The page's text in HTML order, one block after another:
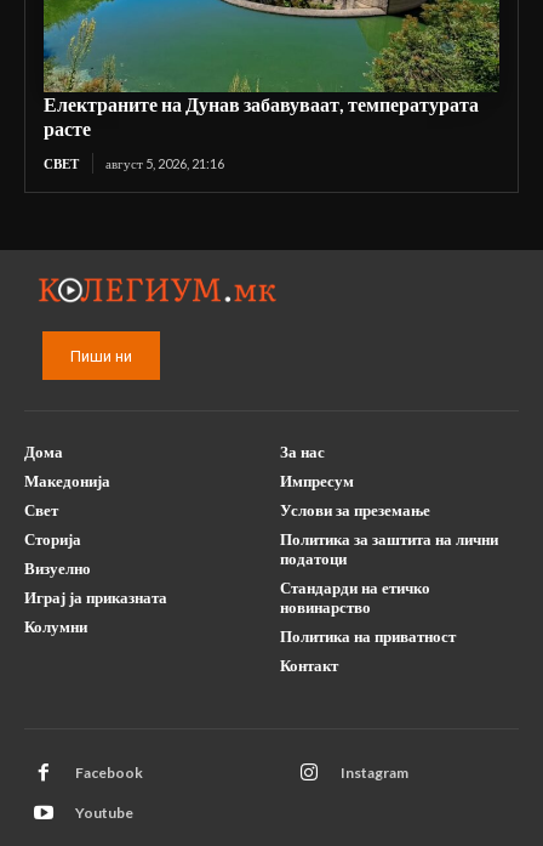
Електраните на Дунав забавуваат, температурата
расте
СВЕТ август 5, 2026, 21:16
Пиши ни
Дома
Македонија
Свет
Сторија
Визуелно
Играј ја приказната
Колумни
За нас
Импресум
Услови за преземање
Политика за заштита на лични
податоци
Стандарди на етичко
новинарство
Политика на приватност
Контакт
Facebook Instagram
Youtube